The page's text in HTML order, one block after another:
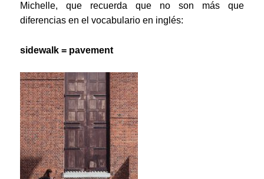
Michelle, que recuerda que no son más que
diferencias en el vocabulario en inglés:
sidewalk = pavement